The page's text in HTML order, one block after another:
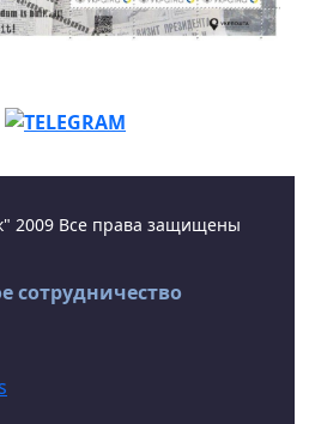
2009 Все права защищены
сотрудничество